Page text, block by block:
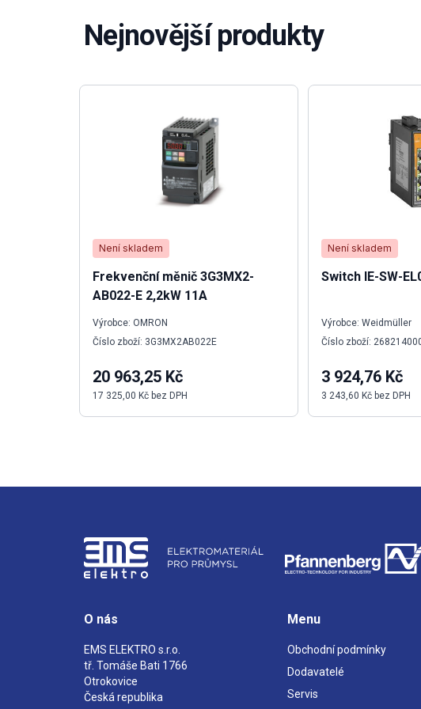
Nejnovější produkty
Není skladem
Frekvenční měnič 3G3MX2-
AB022-E 2,2kW 11A
Výrobce: OMRON
Číslo zboží: 3G3MX2AB022E
20 963,25 Kč
17 325,00 Kč bez DPH
Není skladem
Switch IE-SW-
Výrobce: Weidmüller
Číslo zboží:
3 924,76 Kč
3 243,60 Kč bez DPH
O nás
EMS ELEKTRO s.r.o.
tř. Tomáše Bati 1766
Otrokovice
Česká republika
Menu
Obchodní podmínky
Dodavatelé
Servis